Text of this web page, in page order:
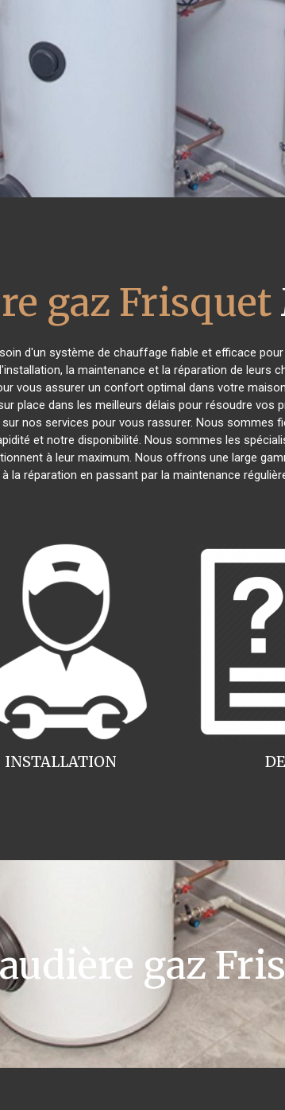
gaz Frisquet
d'un système de chauffage fiable et efficace
la maintenance et la réparation de leurs
vous assurer un confort optimal dans votre
place dans les meilleurs délais pour résoudre vos
nos services pour vous rassurer. Nous sommes
et notre disponibilité. Nous sommes les
à leur maximum. Nous offrons une large
la réparation en passant par la maintenance
INSTALLATION
gaz